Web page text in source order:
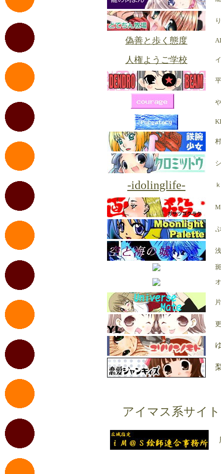
偽善と歩く態度
人権ようご学校
-idolinglife-
アイマス系サイト